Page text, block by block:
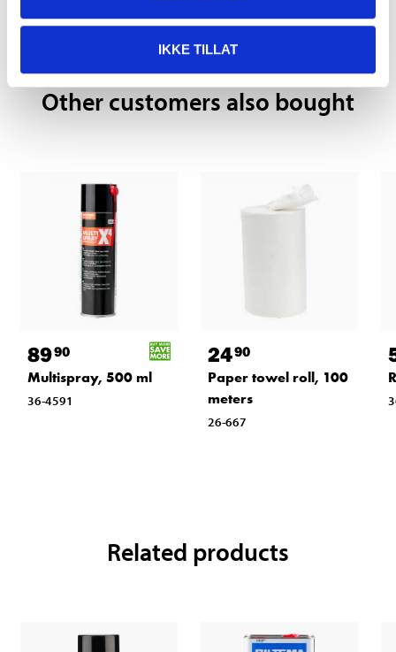
IKKE TILLAT
READ MORE
Other customers also bought
8990
Multispray, 500 ml
36-4591
2490
Paper towel roll, 100
meters
26-667
Related products